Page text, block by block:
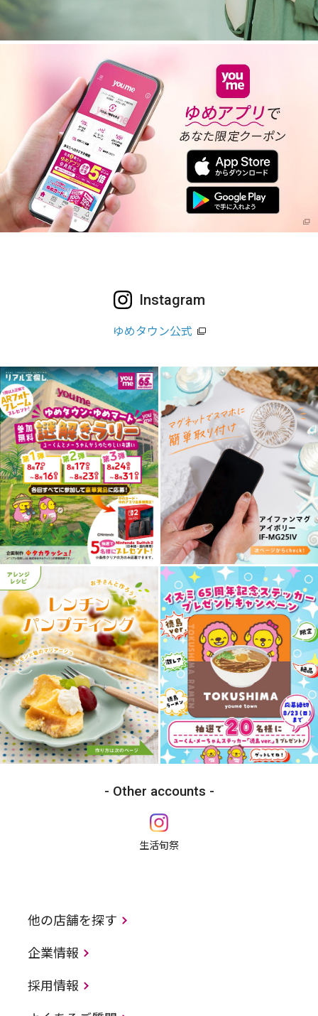
Instagram
ゆめタウン公式
Other accounts
生活旬祭
他の店舗を探す
企業情報
採用情報